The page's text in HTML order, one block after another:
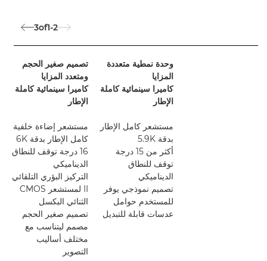
1-2
of
3
وحدة نمطية متعددة
المزايا
كاميرا سينمائية كاملة
الإطار
مستشعر كامل الإطار
بدقة 5.9K
أكثر من 15 درجة
توقف للنطاق
الديناميكي
تصميم نموذجي يوفر
للمستخدم حوامل
عدسات قابلة للتبديل
تصميم صغير الحجم
ومتعدد المزايا
كاميرا سينمائية كاملة
الإطار
مستشعر إضاءة خلفية
كامل الإطار بدقة 6K
16 درجة توقف للنطاق
الديناميكي
التركيز البؤري التلقائي
II لمستشعر CMOS
الثنائي البكسل
تصميم صغير الحجم
مصمم ليتناسب مع
مختلف أساليب
التصوير